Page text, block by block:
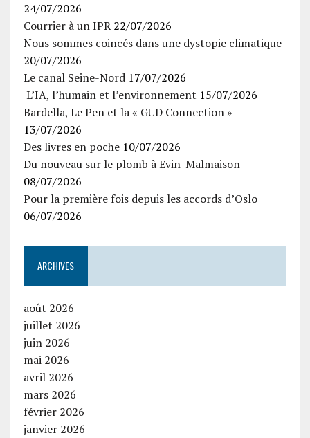
24/07/2026
Courrier à un IPR 22/07/2026
Nous sommes coincés dans une dystopie climatique
20/07/2026
Le canal Seine-Nord 17/07/2026
L’IA, l’humain et l’environnement 15/07/2026
Bardella, Le Pen et la « GUD Connection »
13/07/2026
Des livres en poche 10/07/2026
Du nouveau sur le plomb à Evin-Malmaison
08/07/2026
Pour la première fois depuis les accords d’Oslo
06/07/2026
ARCHIVES
août 2026
juillet 2026
juin 2026
mai 2026
avril 2026
mars 2026
février 2026
janvier 2026